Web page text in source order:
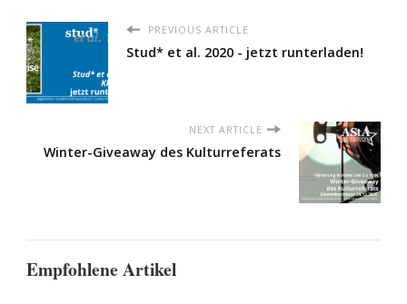
PREVIOUS ARTICLE
Stud* et al. 2020 - jetzt runterladen!
NEXT ARTICLE
Winter-Giveaway des Kulturreferats
Empfohlene Artikel